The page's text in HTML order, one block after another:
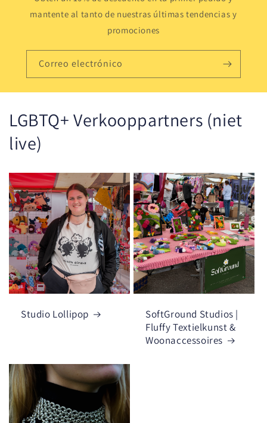
mantente al tanto de nuestras últimas tendencias y
promociones
Correo electrónico
LGBTQ+ Verkooppartners (niet
live)
Studio Lollipop
SoftGround Studios |
Fluffy Textielkunst &
Woonaccessoires